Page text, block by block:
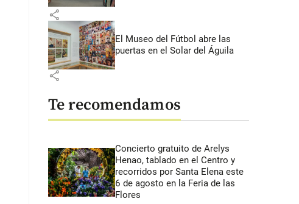
share
El Museo del Fútbol abre las
puertas en el Solar del Águila
share
Te recomendamos
Concierto gratuito de Arelys
Henao, tablado en el Centro y
recorridos por Santa Elena este
6 de agosto en la Feria de las
Flores